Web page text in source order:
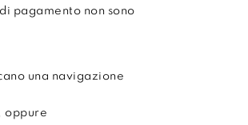
pagamento non sono
una navigazione
oppure